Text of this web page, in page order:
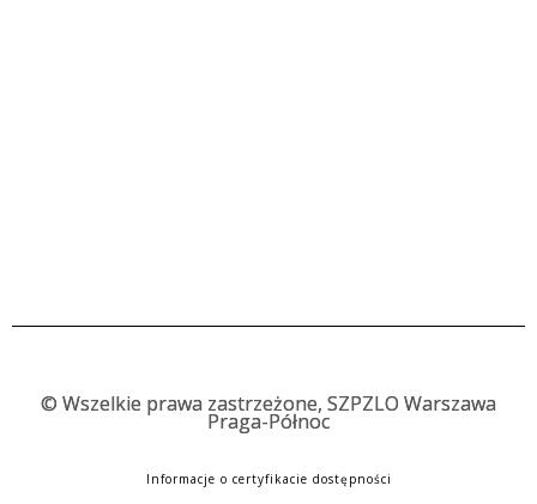
© Wszelkie prawa zastrzeżone, SZPZLO Warszawa
Praga-Północ
Informacje o certyfikacie dostępności